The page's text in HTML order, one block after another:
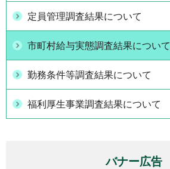
定員管理調査結果について
市町村給与実態調査結果について
勤務条件等調査結果について
福利厚生事業調査結果について
バナー広告